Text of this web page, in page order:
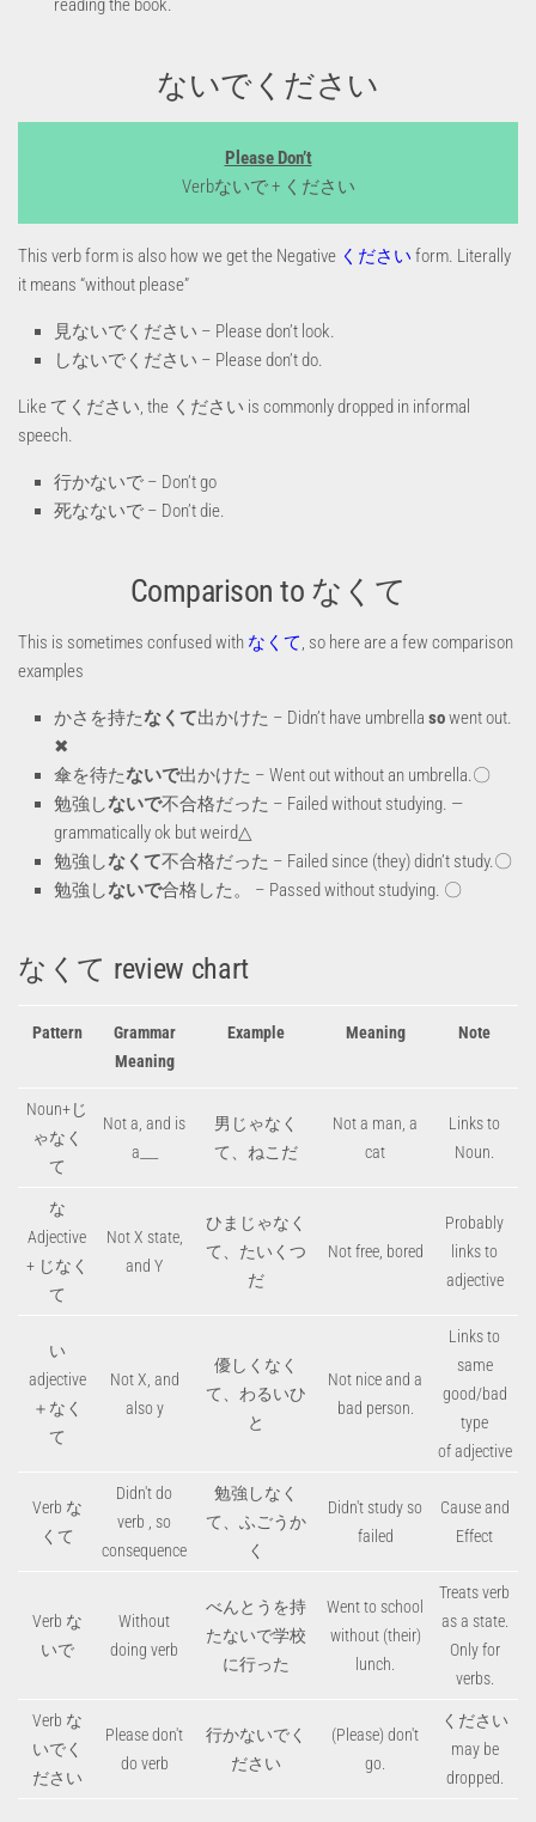
ないでください
Please Don’t
Verbないで + ください
This verb form is also how we get the Negative ください form. Literally
it means “without please”
見ないでください – Please don’t look.
しないでください – Please don’t do.
Like てください, the ください is commonly dropped in informal
speech.
行かないで – Don’t go
死なないで – Don’t die.
Comparison to なくて
This is sometimes confused with なくて, so here are a few comparison
examples
かさを持たなくて出かけた – Didn’t have umbrella sowent out.
✖
傘を待たないで出かけた – Went out without an umbrella.〇
勉強しないで不合格だった – Failed without studying. —
grammatically ok but weird△
勉強しなくて不合格だった – Failed since (they) didn’t study.〇
勉強しないで合格した。 – Passed without studying. 〇
なくて review chart
Pattern
Grammar
Meaning
Example Meaning Note
Noun+じ
ゃなく
て
Not a, and is
a___
男じゃなく
て、ねこだ
Not a man, a
cat
Links to
Noun.
な
Adjective
+ じなく
て
Not X state,
and Y
ひまじゃなく
て、たいくつ
だ
Not free, bored
Probably
links to
adjective
い
adjective
＋なく
て
Not X, and
also y
優しくなく
て、わるいひ
と
Not nice and a
bad person.
Links to
same
good/bad
type
of adjective
Verb な
くて
Didn't do
verb , so
consequence
勉強しなく
て、ふごうか
く
Didn't study so
failed
Cause and
Effect
Verb な
いで
Without
doing verb
べんとうを持
たないで学校
に行った
Went to school
without (their)
lunch.
Treats verb
as a state.
Only for
verbs.
Verb な
いでく
ださい
Please don't
do verb
行かないでく
ださい
(Please) don't
go.
ください
may be
dropped.